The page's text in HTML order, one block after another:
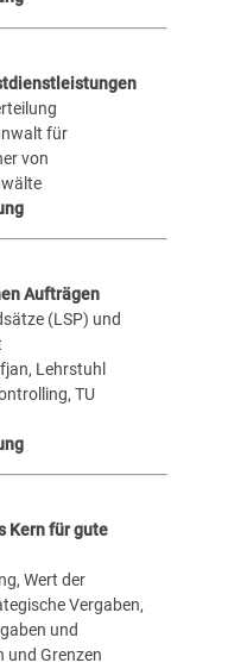
für
von
Aufträgen
(LSP) und
Lehrstuhl
TU
Kern für gute
Wert der
Vergaben,
und
und Grenzen